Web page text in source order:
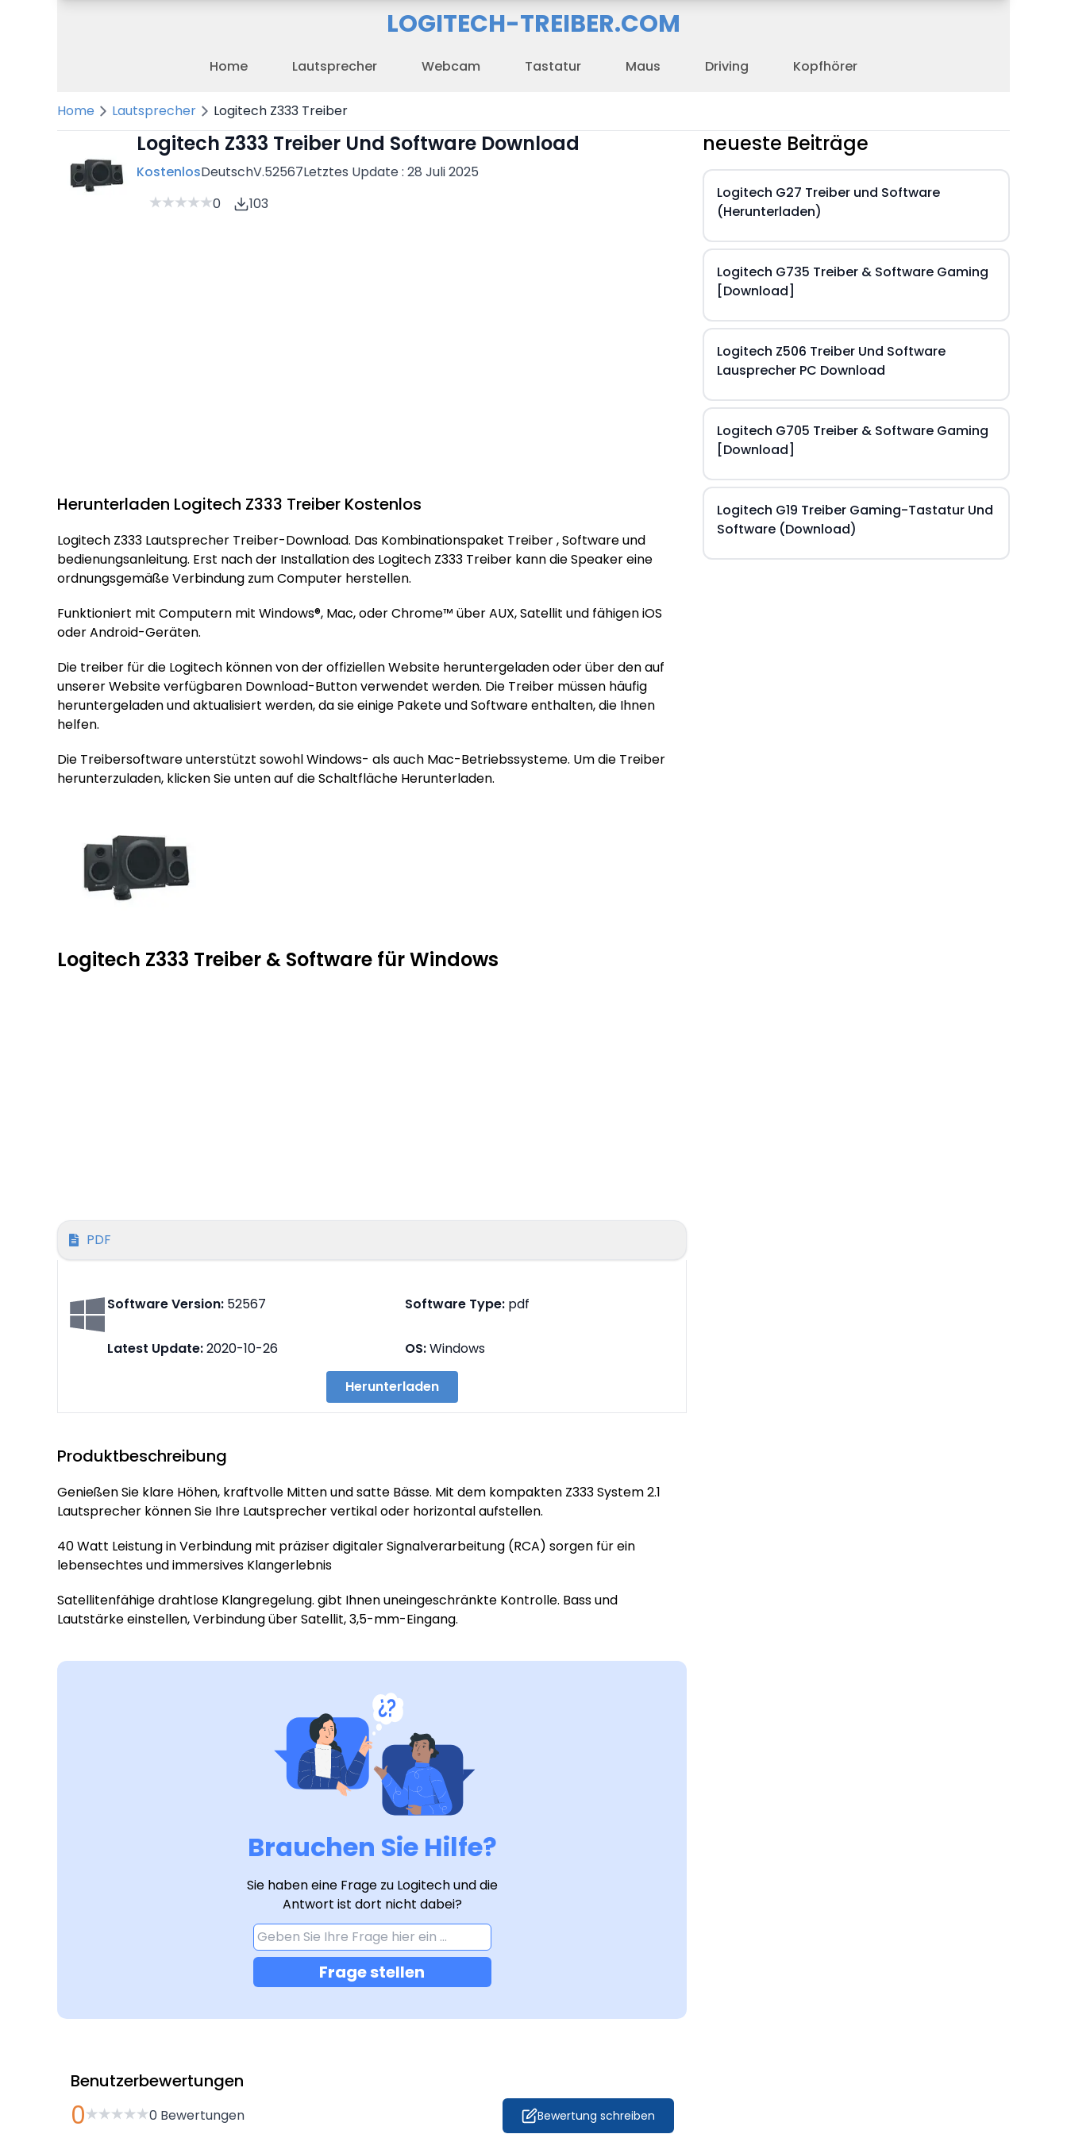
LOGITECH-TREIBER.COM
Home Lautsprecher Webcam Tastatur Maus Driving Kopfhörer
Home Lautsprecher Logitech Z333 Treiber
Logitech Z333 Treiber Und Software Download
KostenlosDeutschV.52567Letztes Update : 28 Juli 2025
0
103
Herunterladen Logitech Z333 Treiber Kostenlos
Logitech Z333 Lautsprecher Treiber-Download. Das Kombinationspaket Treiber , Software und
bedienungsanleitung. Erst nach der Installation des Logitech Z333 Treiber kann die Speaker eine
ordnungsgemäße Verbindung zum Computer herstellen.
Funktioniert mit Computern mit Windows®, Mac, oder Chrome™ über AUX, Satellit und fähigen iOS
oder Android-Geräten.
Die treiber für die Logitech können von der offiziellen Website heruntergeladen oder über den auf
unserer Website verfügbaren Download-Button verwendet werden. Die Treiber müssen häufig
heruntergeladen und aktualisiert werden, da sie einige Pakete und Software enthalten, die Ihnen
helfen.
Die Treibersoftware unterstützt sowohl Windows- als auch Mac-Betriebssysteme. Um die Treiber
herunterzuladen, klicken Sie unten auf die Schaltfläche Herunterladen.
Logitech Z333 Treiber & Software für Windows
PDF
Software Version: 52567 Software Type: pdf
Latest Update:2020-10-26 OS:Windows
Herunterladen
Produktbeschreibung
Genießen Sie klare Höhen, kraftvolle Mitten und satte Bässe. Mit dem kompakten Z333 System 2.1
Lautsprecher können Sie Ihre Lautsprecher vertikal oder horizontal aufstellen.
40 Watt Leistung in Verbindung mit präziser digitaler Signalverarbeitung (RCA) sorgen für ein
lebensechtes und immersives Klangerlebnis
Satellitenfähige drahtlose Klangregelung. gibt Ihnen uneingeschränkte Kontrolle. Bass und
Lautstärke einstellen, Verbindung über Satellit, 3,5-mm-Eingang.
Brauchen Sie Hilfe?
Sie haben eine Frage zu Logitech und die
Antwort ist dort nicht dabei?
Frage stellen
Benutzerbewertungen
0 0Bewertungen Bewertung schreiben
neueste Beiträge
Logitech G27 Treiber und Software
(Herunterladen)
Logitech G735 Treiber & Software Gaming
[Download]
Logitech Z506 Treiber Und Software
Lausprecher PC Download
Logitech G705 Treiber & Software Gaming
[Download]
Logitech G19 Treiber Gaming-Tastatur Und
Software (Download)